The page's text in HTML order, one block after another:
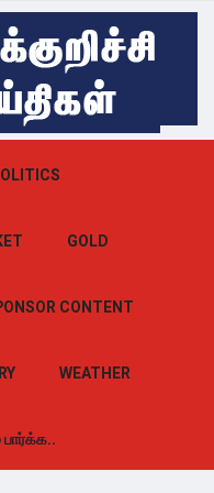
GOLD
CONTENT
WEATHER
பார்க்க..